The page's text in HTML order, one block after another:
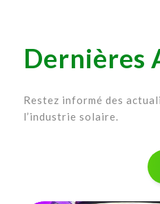
Dernières
Restez informé des
l’industrie solaire.